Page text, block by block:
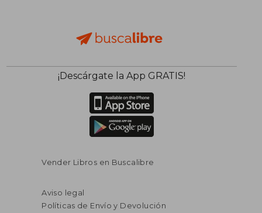
¡Descárgate la App GRATIS!
Vender Libros en Buscalibre
Aviso legal
Políticas de Envío y Devolución